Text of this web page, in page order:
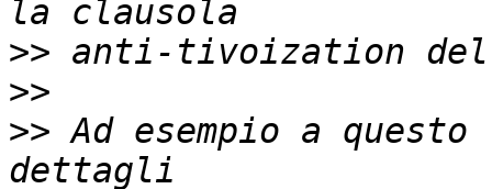
>>
>>
>> Ad esempio a